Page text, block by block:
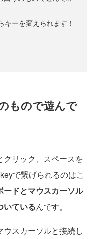
キーを変えられます！
もので遊んで
リック、スペースを
で繋げられるのはこ
ードとマウスカーソル
いているんです。
スカーソルと接続し